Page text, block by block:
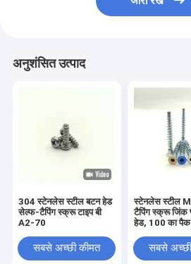
अनुशंसित उत्पाद
304 स्टेनलेस स्टील बटन हेड
सेल्फ-टैपिंग स्क्रू टाइप बी
A2-70
सबसे अच्छी कीमत
स्टेनलेस स्टील
टैपिंग स्क्रू जिंक
हेड, 100 का पैक
सबसे